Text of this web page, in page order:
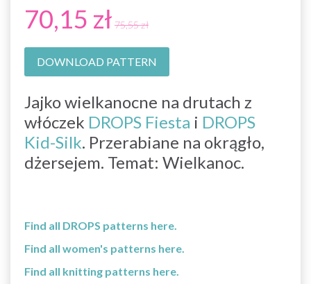
70,15 zł 75,55 zł
DOWNLOAD PATTERN
Jajko wielkanocne na drutach z
włóczek DROPS Fiesta i DROPS
Kid-Silk. Przerabiane na okrągło,
dżersejem. Temat: Wielkanoc.
Find all DROPS patterns here.
Find all women's patterns here.
Find all knitting patterns here.